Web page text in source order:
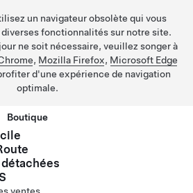
un navigateur obsolète qui vous
fonctionnalités sur notre site.
ne soit nécessaire, veuillez songer à
, Mozilla Firefox, Microsoft Edge
d'une expérience de navigation
optimale.
Boutique